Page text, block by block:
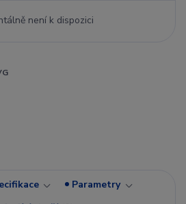
není k dispozici
Parametry